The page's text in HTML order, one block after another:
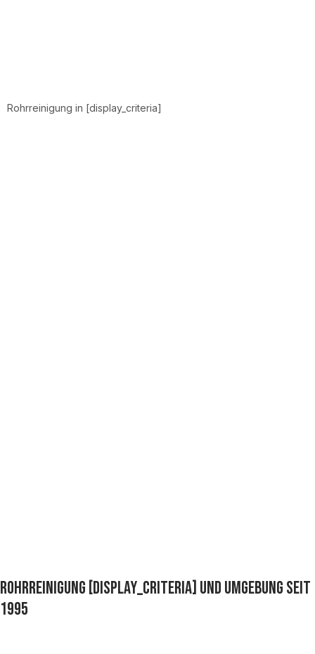
Rohrreinigung in [display_criteria]
Rohrreinigung [display_criteria] und Umgebung SEIT
1995